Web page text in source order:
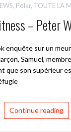
, Polar, TOUTE LA
– Peter
enquête sur un
Samuel,
que son supérieur
Continue reading